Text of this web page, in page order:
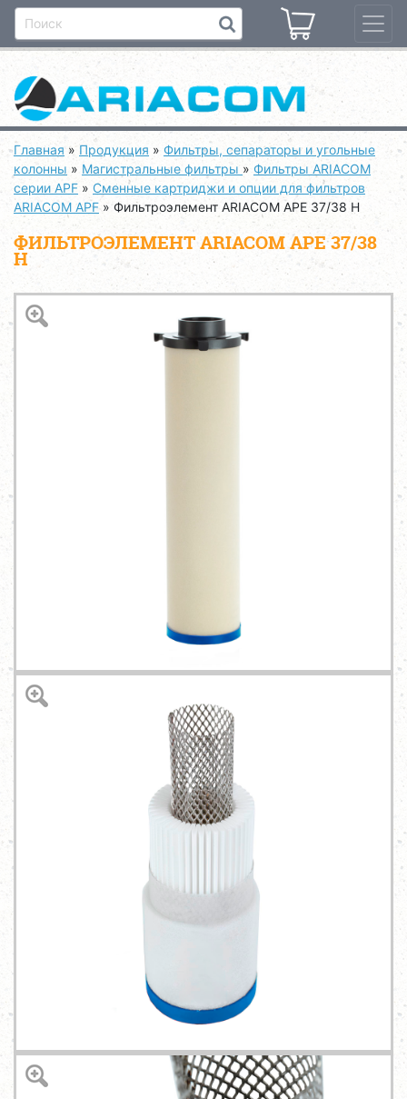
Главная » Продукция » Фильтры, сепараторы и угольные
колонны » Магистральные фильтры » Фильтры ARIACOM
серии APF » Сменные картриджи и опции для фильтров
ARIACOM APF » Фильтроэлемент ARIACOM APE 37/38 H
ФИЛЬТРОЭЛЕМЕНТ ARIACOM APE 37/38
H